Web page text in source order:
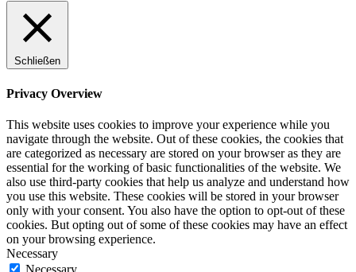
Schließen
Privacy Overview
This website uses cookies to improve your experience while you
navigate through the website. Out of these cookies, the cookies that
are categorized as necessary are stored on your browser as they are
essential for the working of basic functionalities of the website. We
also use third-party cookies that help us analyze and understand how
you use this website. These cookies will be stored in your browser
only with your consent. You also have the option to opt-out of these
cookies. But opting out of some of these cookies may have an effect
on your browsing experience.
Necessary
Necessary